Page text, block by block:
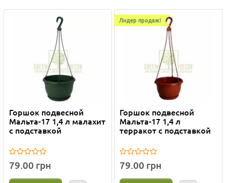
Горшок подвесной
Мальта-17 1,4 л малахит
с подставкой
79.00 грн
Лидер продаж!
Горшок подвесной
Мальта-17 1,4 л
терракот с подставкой
79.00 грн